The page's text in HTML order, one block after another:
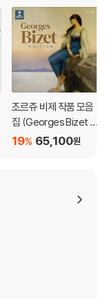
조르쥬 비제 작품 모음
집 (Georges Bizet E
dition)65,100원
19%